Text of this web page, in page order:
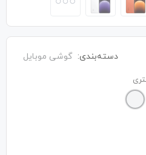
دسته‌بندی: گوشی موبایل